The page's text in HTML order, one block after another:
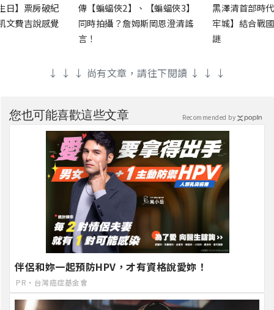
日】票房破紀
文費吉說感覺
傳【蝙蝠俠2】、【蝙蝠俠3】
同時拍攝？詹姆斯岡恩澄清謠
言！
黑澤清首部時
牢城】結合戰
謎
↓ ↓ ↓ 尚有文章，請往下閱讀 ↓ ↓ ↓
您也可能喜歡這些文章
伴侶和妳一起預防HPV，才有資格說愛妳！
PR・台灣癌症基金會
Recommended by